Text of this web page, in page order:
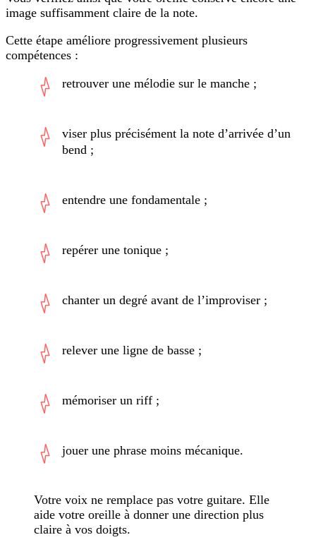
image suffisamment claire de la note.
Cette étape améliore progressivement plusieurs
compétences :
retrouver une mélodie sur le manche ;
viser plus précisément la note d’arrivée d’un
bend ;
entendre une fondamentale ;
repérer une tonique ;
chanter un degré avant de l’improviser ;
relever une ligne de basse ;
mémoriser un riff ;
jouer une phrase moins mécanique.
Votre voix ne remplace pas votre guitare. Elle
aide votre oreille à donner une direction plus
claire à vos doigts.